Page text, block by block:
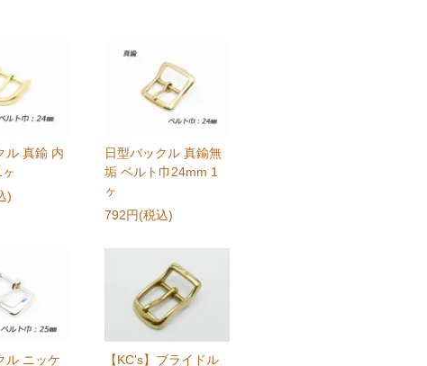
ル 真鍮 内
)
日型バックル 真鍮無
垢 ベルト巾24mm 1
ヶ
792円(税込)
ル ニッケ 【KC's】ブライドル